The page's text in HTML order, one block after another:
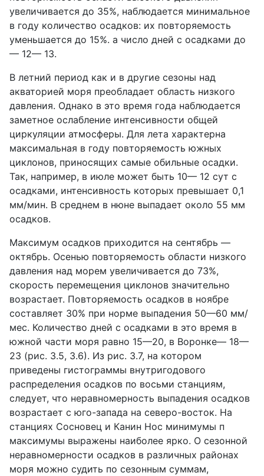
увеличивается до 35%, наблюдается минимальное
в году количество осадков: их повторяемость
уменьшается до 15%. а число дней с осадками до
— 12— 13.
В летний период как и в другие сезоны над
акваторией моря преобладает область низкого
давления. Однако в это время года наблюдается
заметное ослабление интенсивности общей
циркуляции атмосферы. Для лета характерна
максимальная в году повторяемость южных
циклонов, приносящих самые обильные осадки.
Так, например, в июле может быть 10— 12 сут с
осадками, интенсивность которых превышает 0,1
мм/мин. В среднем в нюне выпадает около 55 мм
осадков.
Максимум осадков приходится на сентябрь —
октябрь. Осенью повторяемость области низкого
давления над морем увеличивается до 73%,
скорость перемещения циклонов значительно
возрастает. Повторяемость осадков в ноябре
составляет 30% при норме выпадения 50—60 мм/
мес. Количество дней с осадками в это время в
южной части моря равно 15—20, в Воронке— 18—
23 (рис. 3.5, 3.6). Из рис. 3.7, на котором
приведены гистограммы внутригодового
распределения осадков по восьми станциям,
следует, что неравномерность выпадения осадков
возрастает с юго-запада на северо-восток. На
станциях Сосновец и Канин Нос минимумы п
максимумы выражены наиболее ярко. О сезонной
неравномерности осадков в различных районах
моря можно судить по сезонным суммам,